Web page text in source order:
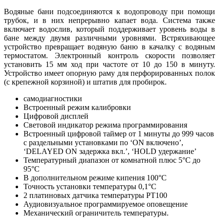
Водяные бани подсоединяются к водопроводу при помощи
трубок, и в них непрерывно капает вода. Система также
включает водослив, который поддерживает уровень воды в
бане между двумя различными уровнями. Встряхивающее
устройство превращает водяную баню в качалку с водяным
термостатом. Электронный контроль скорости позволяет
установить 15 мм ход при частоте от 10 до 150 в минуту.
Устройство имеет опорную раму для перфорированных полок
(с крепежной корзиной) и штатив для пробирок.
самодиагностики
Встроенный режим калибровки
Цифровой дисплей
Световой индикатор режима программирования
Встроенный цифровой таймер от 1 минуты до 999 часов
с раздельными установками по ‘ON включено’,
‘DELAYED ON задержка вкл.’, ‘HOLD удержание’
Температурный диапазон от комнатной плюс 5°С до
95°С
В дополнительном режиме кипения 100°С
Точность установки температуры 0,1°С
2 платиновыx датчика температуры РТ100
Аудиовизуальное программируемое оповещение
Механический ограничитель температуры.